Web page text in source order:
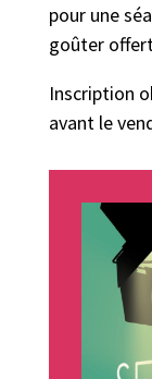
pour une
goûter
Inscription
avant le